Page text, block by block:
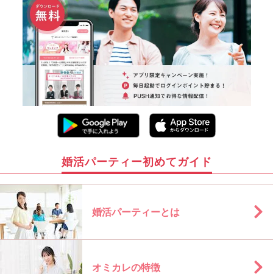
婚活パーティー初めてガイド
婚活パーティーとは
オミカレの特徴